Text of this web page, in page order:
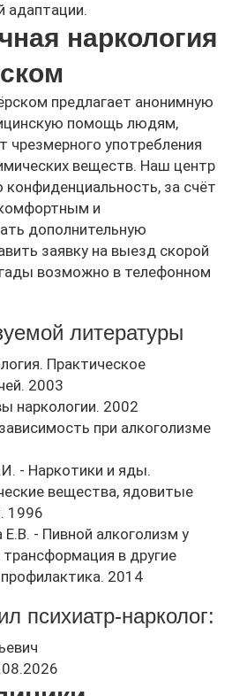
адаптации.
наркология
предлагает анонимную
помощь людям,
употребления
веществ. Наш центр
за счёт
и
дополнительную
заявку на выезд скорой
возможно в телефонном
литературы
Практическое
2003
наркологии. 2002
при алкоголизме
- Наркотики и яды.
вещества, ядовитые
1996
- Пивной алкоголизм у
в другие
2014
психиатр-нарколог: